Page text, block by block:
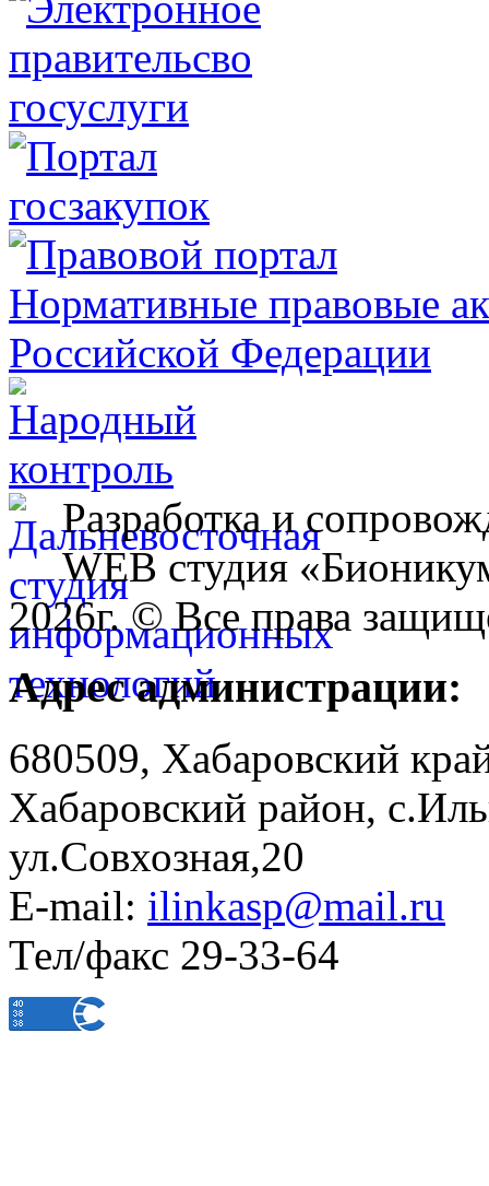
Разработка и
WEB студия
2026г. © Все права
Адрес администрации:
680509, Хабаровский
Хабаровский район,
ул.Совхозная,20
E-mail: ilinkasp@mail.ru
Тел/факс 29-33-64